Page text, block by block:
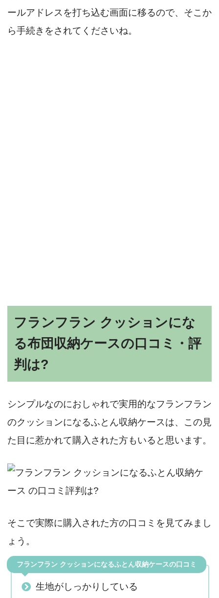
ールアドレスを打ち込む画面に移るので、そこか
ら手続きをされてくださいね。
フランフラン クッションにな
る布団収納ケースの口コミ・評
判は?
シンプルなのにおしゃれで実用的なフランフラン
のクッションになるふとん収納ケースは、この見
た目に惹かれて購入された方もいると思います。
そこで実際に購入された方の口コミを見てみまし
ょう。
フランフラン クッションになるふとん収納ケースの口コミ
生地がしっかりしている